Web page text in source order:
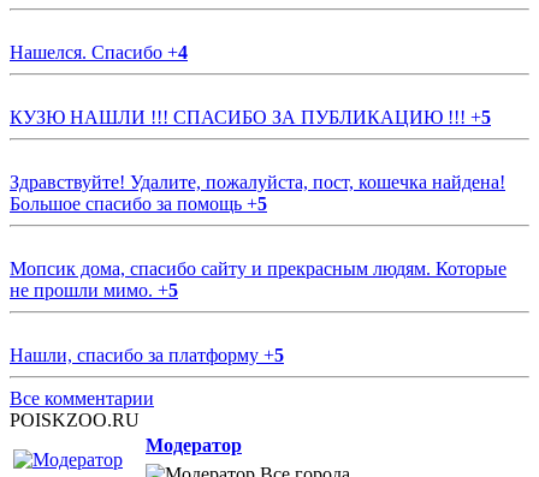
Нашелся. Спасибо +4
КУЗЮ НАШЛИ !!! СПАСИБО ЗА ПУБЛИКАЦИЮ !!! +5
Здравствуйте! Удалите, пожалуйста, пост, кошечка найдена!
Большое спасибо за помощь +5
Мопсик дома, спасибо сайту и прекрасным людям. Которые
не прошли мимо. +5
Нашли, спасибо за платформу +5
Все комментарии
POISKZOO.RU
Модератор